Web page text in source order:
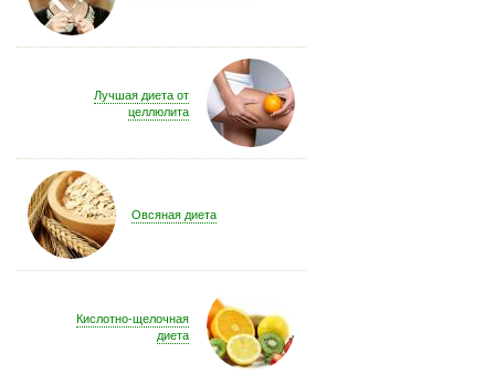
Лучшая диета от
целлюлита
Овсяная диета
Кислотно-щелочная
диета